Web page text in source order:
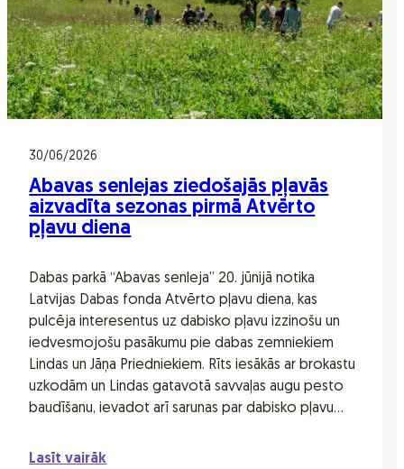
30/06/2026
Abavas senlejas ziedošajās pļavās
aizvadīta sezonas pirmā Atvērto
pļavu diena
Dabas parkā “Abavas senleja” 20. jūnijā notika
Latvijas Dabas fonda Atvērto pļavu diena, kas
pulcēja interesentus uz dabisko pļavu izzinošu un
iedvesmojošu pasākumu pie dabas zemniekiem
Lindas un Jāņa Priedniekiem. Rīts iesākās ar brokastu
uzkodām un Lindas gatavotā savvaļas augu pesto
baudīšanu, ievadot arī sarunas par dabisko pļavu…
Lasīt vairāk